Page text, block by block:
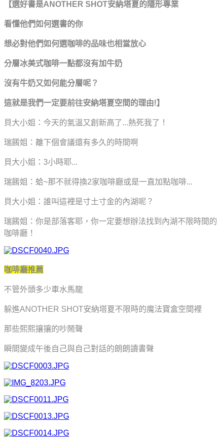
【選好書是ANOTHER SHOT安納塔夏的隱形專業
看懂他們如何選書的你
想必對他們如何選咖啡的品味也相當放心
分層冰美式咖啡一點都沒有加牛奶
沒有牛奶又如何能分層呢？
這就是我們一定要前往安納塔夏空間的理由!】
貝大小姐： 今天的氣溫又創新高了...熱死我了！
瑞餚姐：離下個會議還有多久的時間啊
貝大小姐：3小時耶...
瑞餚姐：蛤~那不就得換2家咖啡廳或是一直加點咖啡...
貝大小姐：誰叫這裡是寸土寸金的內湖呢？
瑞餚姐：你是部落客耶，你一定要想辦法找到內湖不限時間的
咖啡廳！
咖啡廳推薦
不管外頭多少車水馬龍
躲進ANOTHER SHOT安納塔夏不限時的魔法寶盒空間裡
那些熙熙攘攘的吵鬧聲
瞬間變成午後自己與自己對話的朗朗讀書聲